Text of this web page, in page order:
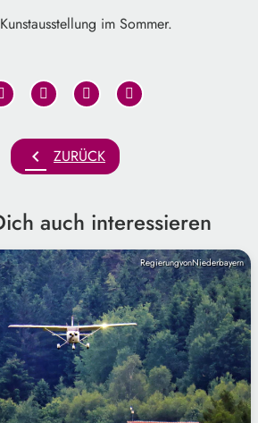
im Sommer.
chevron_left ZURÜCK
auch interessieren
RegierungvonNiederbayern